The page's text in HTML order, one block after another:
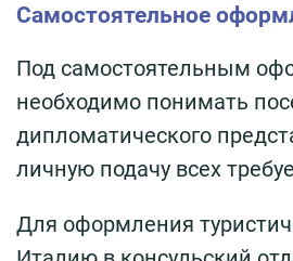
Самостоятельное
Под самостоятельным
необходимо понимать
дипломатического
личную подачу всех
Для оформления